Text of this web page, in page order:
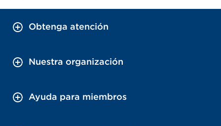
Obtenga atención
Nuestra organización
Ayuda para miembros